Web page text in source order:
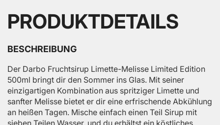
PRODUKTDETAILS
BESCHREIBUNG
Der Darbo Fruchtsirup Limette-Melisse Limited Edition
500ml bringt dir den Sommer ins Glas. Mit seiner
einzigartigen Kombination aus spritziger Limette und
sanfter Melisse bietet er dir eine erfrischende Abkühlung
an heißen Tagen. Mische einfach einen Teil Sirup mit
sieben Teilen Wasser, und du erhältst ein köstliches